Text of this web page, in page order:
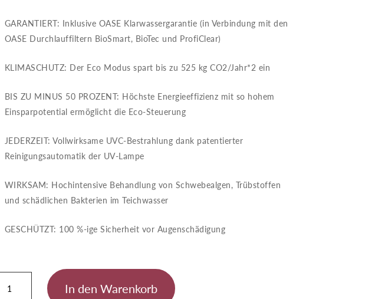
GARANTIERT​​: Inklusive OASE Klarwassergarantie (in Verbindung mit den
OASE Durchlauffiltern BioSmart, BioTec und ProfiClear)
KLIMASCHUTZ​​: Der Eco Modus spart bis zu 525 kg CO2/Jahr*2 ein
BIS ZU MINUS 50 PROZENT​​: Höchste Energieeffizienz mit so hohem
Einsparpotential ermöglicht die Eco-Steuerung
JEDERZEIT​​: Vollwirksame UVC-Bestrahlung dank patentierter
Reinigungsautomatik der UV-Lampe
WIRKSAM​​: Hochintensive Behandlung von Schwebealgen, Trübstoffen
und schädlichen Bakterien im Teichwasser
GESCHÜTZT​​: 100 %-ige Sicherheit vor Augenschädigung
Eco
In den Warenkorb